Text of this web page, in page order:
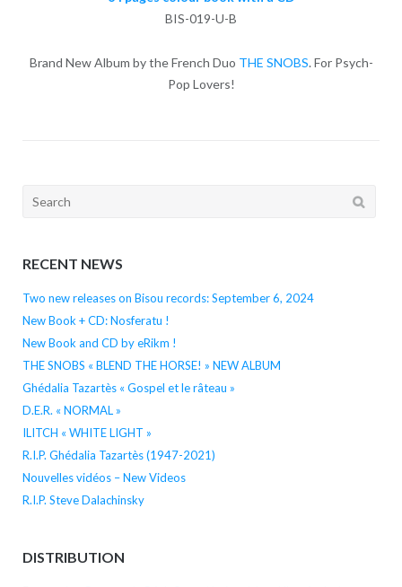
BIS-019-U-B
Brand New Album by the French Duo THE SNOBS. For Psych-
Pop Lovers!
Search
RECENT NEWS
Two new releases on Bisou records: September 6, 2024
New Book + CD: Nosferatu !
New Book and CD by eRikm !
THE SNOBS « BLEND THE HORSE! » NEW ALBUM
Ghédalia Tazartès « Gospel et le râteau »
D.E.R. « NORMAL »
ILITCH « WHITE LIGHT »
R.I.P. Ghédalia Tazartès (1947-2021)
Nouvelles vidéos – New Videos
R.I.P. Steve Dalachinsky
DISTRIBUTION